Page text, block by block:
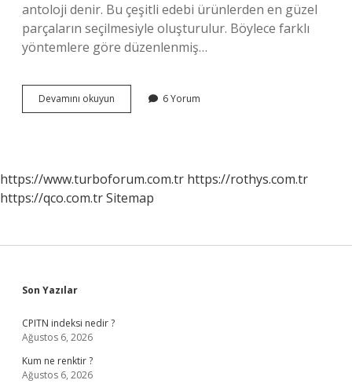
antoloji denir. Bu çeşitli edebi ürünlerden en güzel
parçaların seçilmesiyle oluşturulur. Böylece farklı
yöntemlere göre düzenlenmiş…
Devamını okuyun
Şiirleri
6 Yorum
https://www.turboforum.com.tr https://rothys.com.tr
https://qco.com.trSitemap
Sidebar
Son Yazılar
CPITN indeksi nedir ?
Ağustos 6, 2026
Kum ne renktir ?
Ağustos 6, 2026